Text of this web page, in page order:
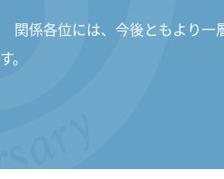
関係各位には、今後ともより一
す。